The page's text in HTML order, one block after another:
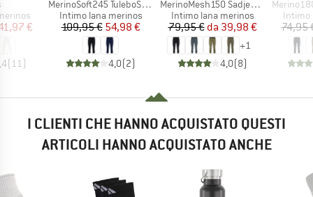
ridotto
€
(11 )
Articolo
MerinoSoft245 TuleboSt. 3/4 Pants
Gruppo di prodotti
Intimo lana merinos
Prezzo
109,95 €Prezzo ridotto
54,98 €
4,0(2)
Articolo
MerinoMesh150 SadjemSt. 3/4 Pants
Gruppo di prodotti
Intimo lana merinos
Prezzo
79,95 € Prezzo ridotto
da 39,98 €
+1
4,0(8)
Articolo
Merino180
Intimo
74,95
I CLIENTI CHE HANNO ACQUISTATO QUESTI
ARTICOLI HANNO ACQUISTATO ANCHE